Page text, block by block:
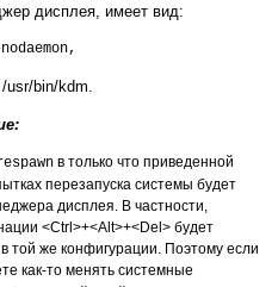
дисплея, имеет вид:
usr/bin/kdm.
в только что приведенной
перезапуска системы будет
дисплея. В частности,
<Ctrl>+<Alt>+<Del> будет
той же конфигурации. Поэтому если
как-то менять системные